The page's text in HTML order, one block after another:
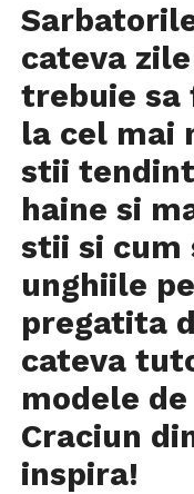
cateva
trebuie sa
la cel mai
stii
haine si
stii si cum
unghiile
pregatita
cateva
modele
Craciun
inspira!